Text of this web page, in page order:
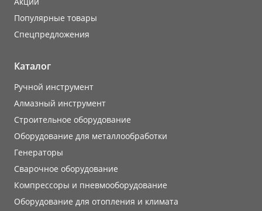
Популярные товары
Cпецпредложения
Каталог
Ручной инструмент
Алмазный инструмент
Строительное оборудование
Оборудование для металлообработки
Генераторы
Сварочное оборудование
Компрессоры и пневмооборудование
Оборудование для отопления и климата